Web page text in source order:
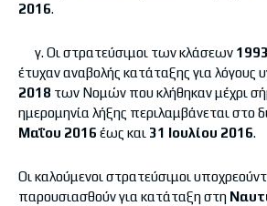
2016.
γ. Οι στρατεύσιμοι των κλάσεων 1993
έτυχαν αναβολής κατάταξης για λόγους
2018 των Νομών που κλήθηκαν μέχρι
ημερομηνία λήξης περιλαμβάνεται στο
Μαΐου 2016 έως και 31 Ιουλίου 2016.
Οι καλούμενοι στρατεύσιμοι
παρουσιασθούν για κατάταξη στη